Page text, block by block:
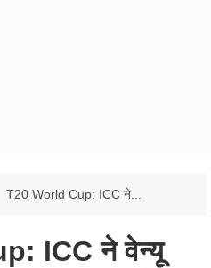
T20 World Cup: ICC ने...
ICC ने वेन्यू